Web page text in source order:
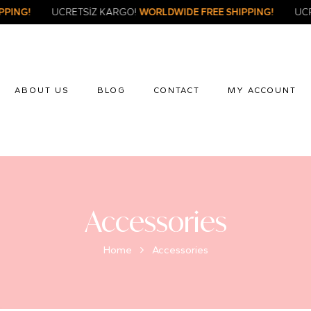
FREE SHIPPING! ÜCRETSİZ KARGO!WORLDWIDE FREE
ABOUT US BLOG CONTACT MY ACCOUNT
Accessories
Home Accessories